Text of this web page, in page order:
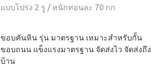
แบบโปร่ง 2 รู / หนักท่อนละ 70 กก
ขอบคันหิน รุ่น มาตรฐาน เหมาะสำหรับกั้น
ขอบถนน แข็งแรงมาตรฐาน จัดส่งไว จัดส่งถึง
บ้าน